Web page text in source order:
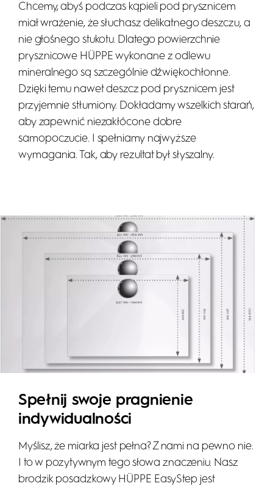
Chcemy, abyś podczas kąpieli pod prysznicem
miał wrażenie, że słuchasz delikatnego deszczu, a
nie głośnego stukotu. Dlatego powierzchnie
prysznicowe HÜPPE wykonane z odlewu
mineralnego są szczególnie dźwiękochłonne.
Dzięki temu nawet deszcz pod prysznicem jest
przyjemnie stłumiony. Dokładamy wszelkich starań,
aby zapewnić niezakłócone dobre
samopoczucie. I spełniamy najwyższe
wymagania. Tak, aby rezultat był słyszalny.
Spełnij swoje pragnienie
indywidualności
Myślisz, że miarka jest pełna? Z nami na pewno nie.
I to w pozytywnym tego słowa znaczeniu. Nasz
brodzik posadzkowy HÜPPE EasyStep jest